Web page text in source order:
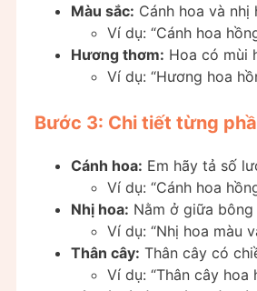
Màu sắc: Cánh hoa và nhị
Ví dụ: “Cánh hoa
Hương thơm: Hoa có mùi
Ví dụ: “Hương hoa
Bước 3: Chi tiết từng
Cánh hoa: Em hãy tả số
Ví dụ: “Cánh hoa
Nhị hoa: Nằm ở giữa
Ví dụ: “Nhị hoa màu
Thân cây: Thân cây có
Ví dụ: “Thân cây